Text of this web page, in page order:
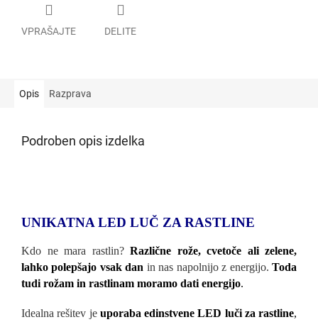
VPRAŠAJTE DELITE
Opis Razprava
Podroben opis izdelka
UNIKATNA LED LUČ ZA RASTLINE
Kdo ne mara rastlin? Različne rože, cvetoče ali zelene,
lahko polepšajo vsak dan in nas napolnijo z energijo.Toda
tudi rožam in rastlinam moramo dati energijo.
Idealna rešitev je uporaba edinstvene LED luči za rastline,